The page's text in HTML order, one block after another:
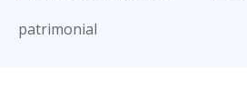
patrimonial